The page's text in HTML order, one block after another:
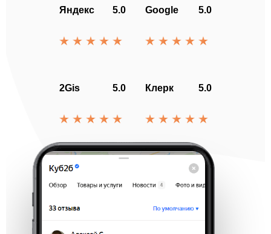
Яндекс 5.0 Google 5.0
2Gis 5.0 Клерк 5.0